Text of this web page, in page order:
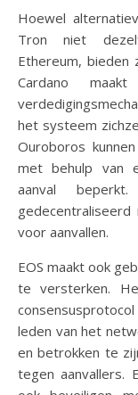
Hoewel
Tron niet
Ethereum, bieden
Cardano
het systeem
Ouroboros
met behulp van
aanval
voor aanvallen.
EOS maakt ook
te versterken.
leden van het
en betrokken te
tegen aanvallers.